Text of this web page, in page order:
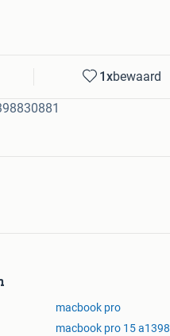
1xbewaard
macbook pro
macbook pro 15 a1398